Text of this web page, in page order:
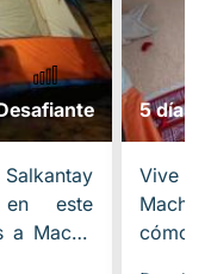
este
a Machu
5 días
Vive
Machu